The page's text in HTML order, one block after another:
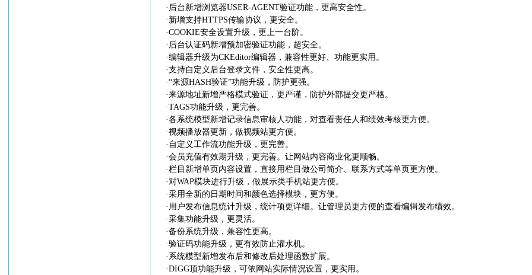
·后台新增浏览器USER-AGENT验证功能，更高安全性。
·新增支持HTTPS传输协议，更安全。
·COOKIE安全设置升级，更上一台阶。
·后台认证码新增预加密验证功能，超安全。
·编辑器升级为CKEditor编辑器，兼容性更好、功能更实用。
·支持自定义后台登录文件，安全性更高。
·“来源HASH验证”功能升级，防护更强。
·来源地址新增严格模式验证，更严谨，防护外部提交更严格。
·TAGS功能升级，更完善。
·各系统模型新增记录信息审核人功能，对查看责任人和绩效考核更方便。
·视频播放器更新，做视频站更方便。
·自定义工作流功能升级，更完善。
·会员充值有效期升级，更完善。让网站内容商业化更顺畅。
·栏目新增单页内容设置，直接用栏目做公司简介、联系方式等单页更方便。
·对WAP模块进行升级，做展示类手机站更方便。
·采用全新的日期时间和颜色选择模块，更方便。
·用户发布信息统计升级，统计项更详细。让管理员更方便的查看编辑发布绩效。
·采集功能升级，更灵活。
·备份系统升级，兼容性更高。
·验证码功能升级，更有效防止灌水机。
·系统模型新增发布后和修改后处理函数扩展。
·DIGG顶功能升级，可依网站实际情况设置，更实用。